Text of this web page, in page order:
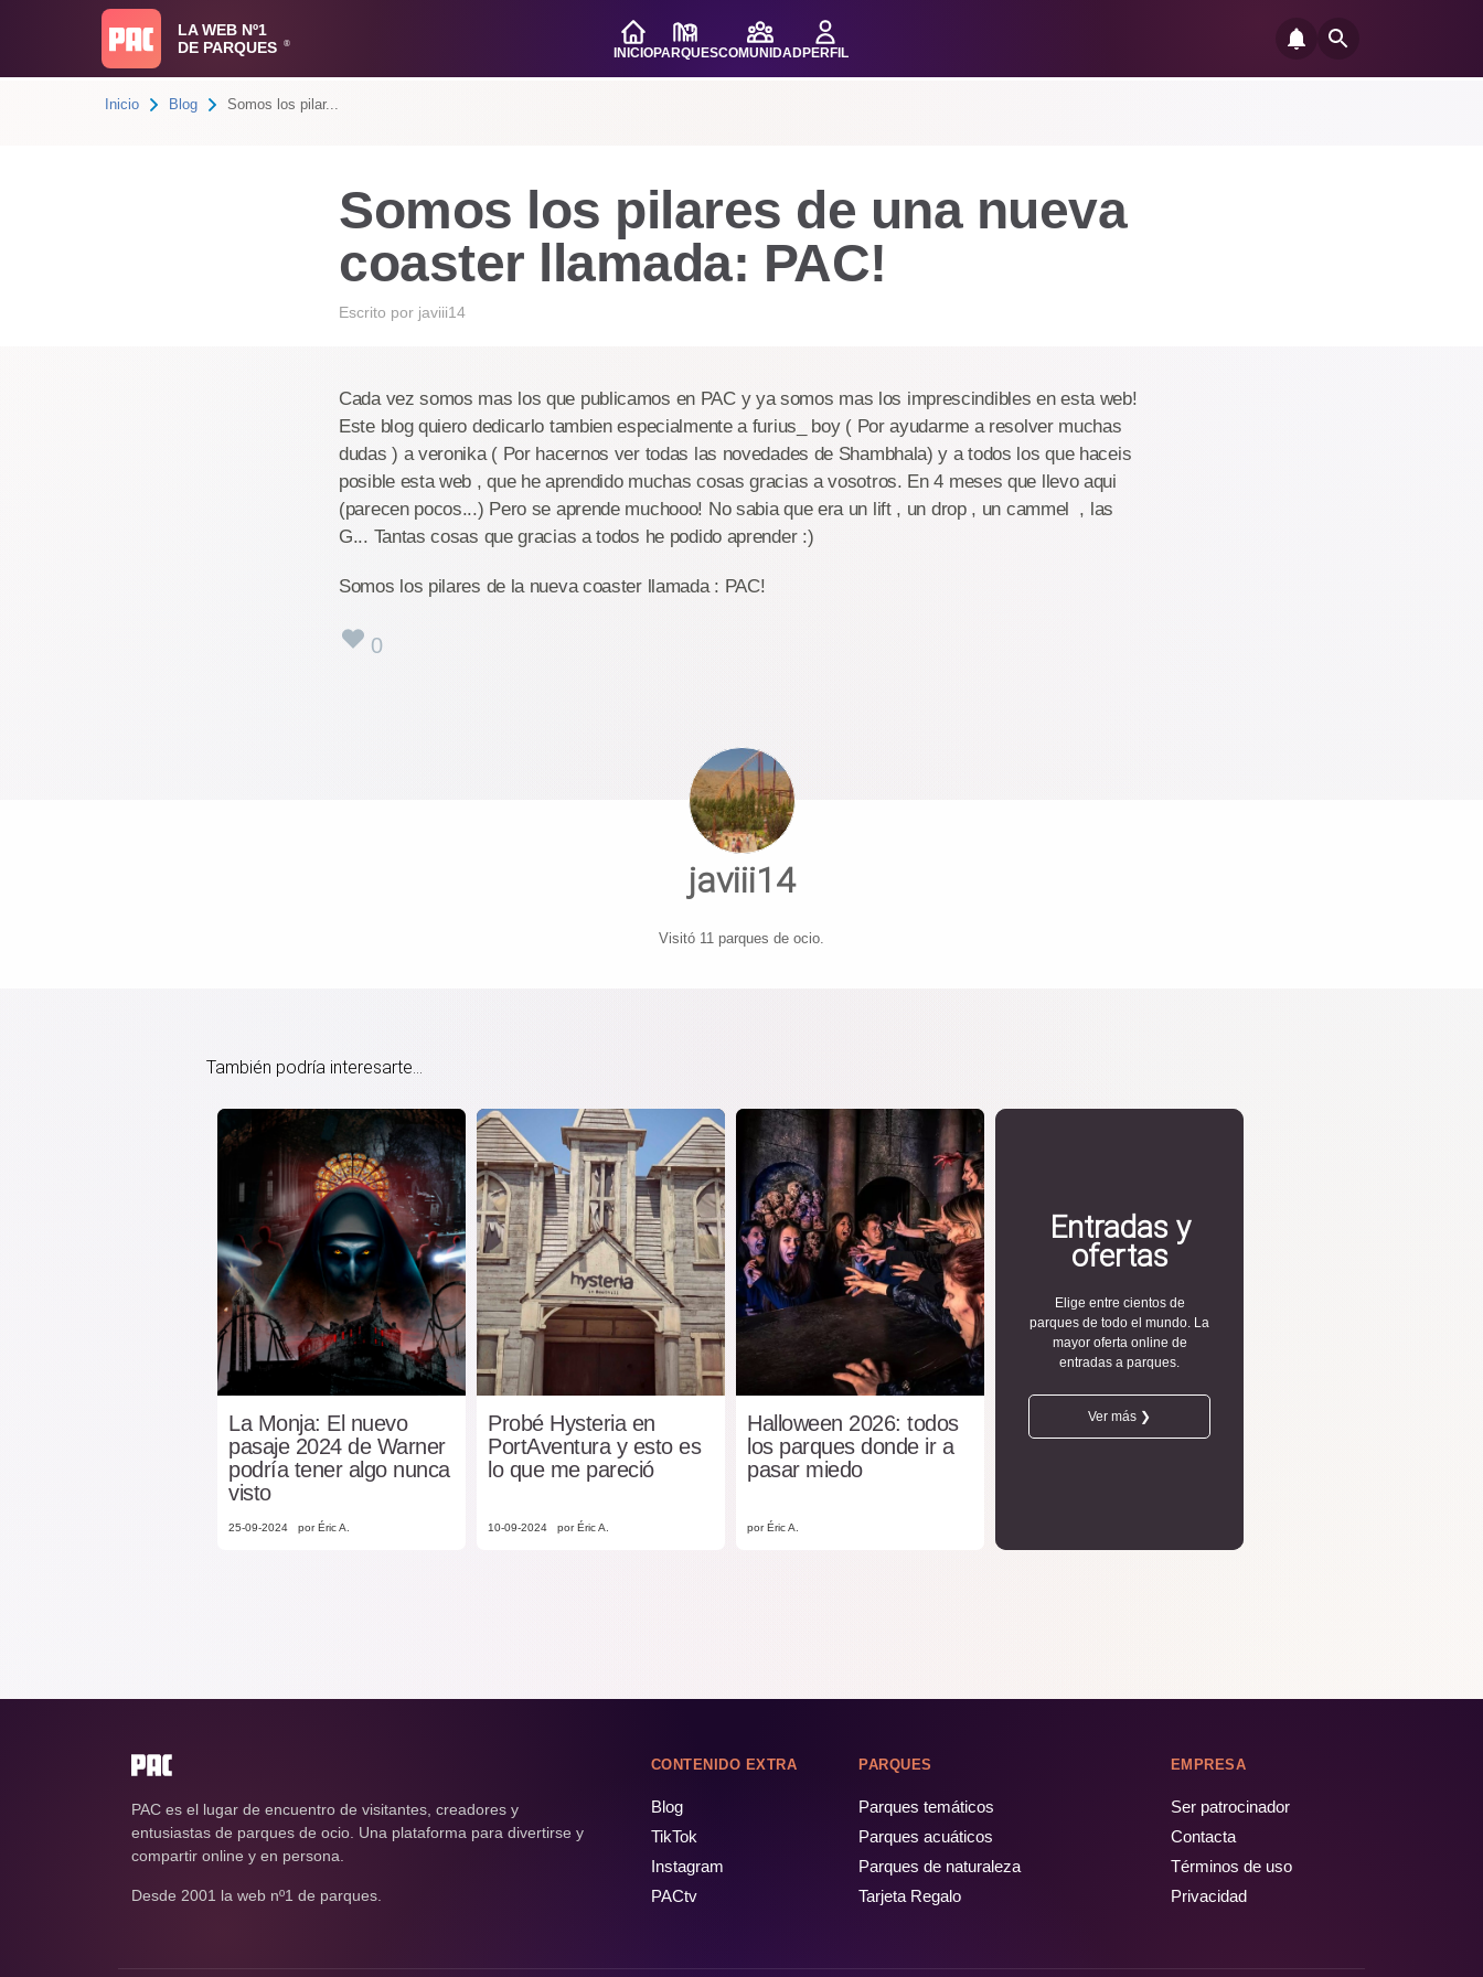
LA WEB Nº1
DE PARQUES
®
INICIOPARQUESCOMUNIDADPERFIL
Inicio Blog Somos los pilar...
Somos los pilares de una nueva
coaster llamada: PAC!
Escrito por javiii14
Cada vez somos mas los que publicamos en PAC y ya somos mas los imprescindibles en esta web!
Este blog quiero dedicarlo tambien especialmente a furius_ boy ( Por ayudarme a resolver muchas
dudas ) a veronika ( Por hacernos ver todas las novedades de Shambhala) y a todos los que haceis
posible esta web , que he aprendido muchas cosas gracias a vosotros. En 4 meses que llevo aqui
(parecen pocos...) Pero se aprende muchooo! No sabia que era un lift , un drop , un cammel , las
G... Tantas cosas que gracias a todos he podido aprender :)
Somos los pilares de la nueva coaster llamada : PAC!
0
javiii14
Visitó 11 parques de ocio.
También podría interesarte...
La Monja: El nuevo
pasaje 2024 de Warner
podría tener algo nunca
visto
25-09-2024 por Éric A.
Probé Hysteria en
PortAventura y esto es
lo que me pareció
10-09-2024 por Éric A.
Halloween 2026: todos
los parques donde ir a
pasar miedo
por Éric A.
Entradas y
ofertas
Elige entre cientos de
parques de todo el mundo. La
mayor oferta online de
entradas a parques.
Ver más ❯
PAC es el lugar de encuentro de visitantes, creadores y
entusiastas de parques de ocio. Una plataforma para divertirse y
compartir online y en persona.
Desde 2001 la web nº1 de parques.
CONTENIDO EXTRA
Blog
TikTok
Instagram
PACtv
PARQUES
Parques temáticos
Parques acuáticos
Parques de naturaleza
Tarjeta Regalo
EMPRESA
Ser patrocinador
Contacta
Términos de uso
Privacidad